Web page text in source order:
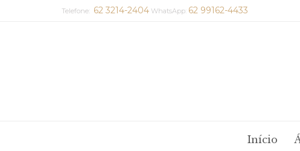
Telefone: 62 3214-2404 WhatsApp: 62 99162-4433
Início